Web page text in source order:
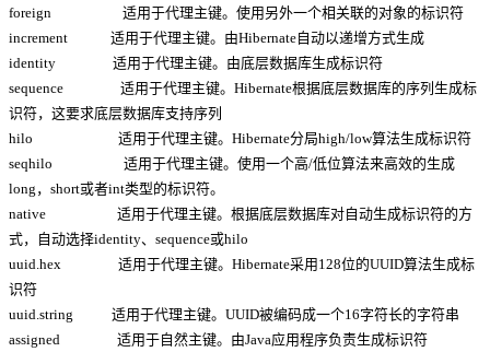
foreign 适用于代理主键。使用另外一个相关联的对象的标识符
increment 适用于代理主键。由Hibernate自动以递增方式生成
identity 适用于代理主键。由底层数据库生成标识符
sequence 适用于代理主键。Hibernate根据底层数据库的序列生成标
识符，这要求底层数据库支持序列
hilo 适用于代理主键。Hibernate分局high/low算法生成标识符
seqhilo 适用于代理主键。使用一个高/低位算法来高效的生成
long，short或者int类型的标识符。
native 适用于代理主键。根据底层数据库对自动生成标识符的方
式，自动选择identity、sequence或hilo
uuid.hex 适用于代理主键。Hibernate采用128位的UUID算法生成标
识符
uuid.string 适用于代理主键。UUID被编码成一个16字符长的字符串
assigned 适用于自然主键。由Java应用程序负责生成标识符